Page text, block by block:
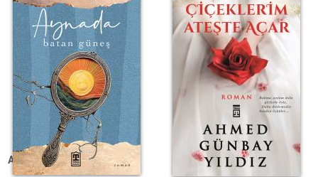
Aynada Batan Güneş
Benim Çiçeklerim
Ateşte Açar